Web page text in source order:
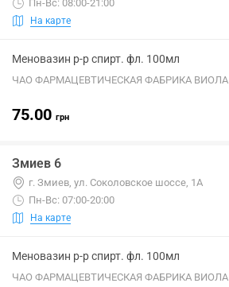
Пн-Вс: 08:00-21:00
На карте
Меновазин р-р спирт. фл. 100мл
ЧАО ФАРМАЦЕВТИЧЕСКАЯ ФАБРИКА ВИОЛА
75.00 грн
Змиев 6
г. Змиев, ул. Соколовское шоссе, 1А
Пн-Вс: 07:00-20:00
На карте
Меновазин р-р спирт. фл. 100мл
ЧАО ФАРМАЦЕВТИЧЕСКАЯ ФАБРИКА ВИОЛА